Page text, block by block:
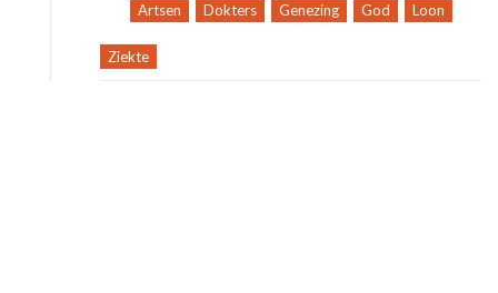
Artsen Dokters Genezing God Loon
Ziekte